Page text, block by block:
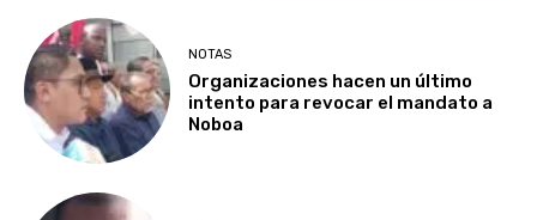
NOTAS
Organizaciones hacen un último
intento para revocar el mandato a
Noboa